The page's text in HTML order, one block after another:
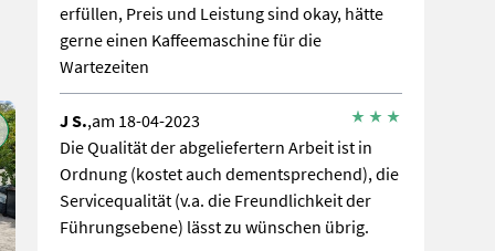
erfüllen, Preis und Leistung sind okay, hätte
gerne einen Kaffeemaschine für die
Wartezeiten
J S.,am 18-04-2023
Die Qualität der abgeliefertern Arbeit ist in
Ordnung (kostet auch dementsprechend), die
Servicequalität (v.a. die Freundlichkeit der
Führungsebene) lässt zu wünschen übrig.